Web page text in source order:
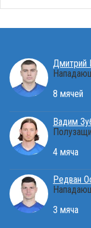
Дмитрий
8 мячей
Вадим
4 мяча
Редван
3 мяча